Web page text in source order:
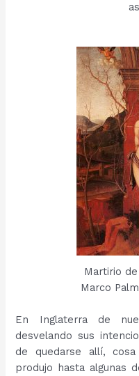
Martirio
Marco
En Inglaterra de
desvelando sus
de quedarse allí,
produjo hasta algunas